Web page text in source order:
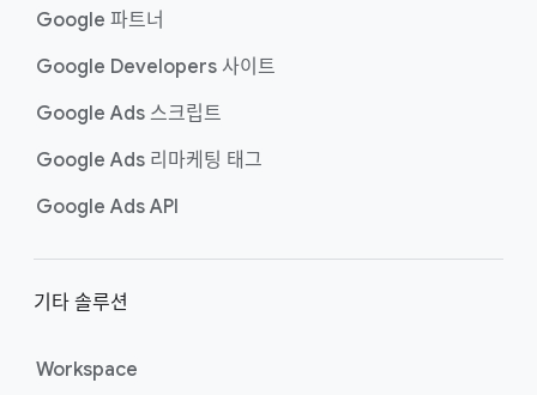
Google 파트너
Google Developers 사이트
Google Ads 스크립트
Google Ads 리마케팅 태그
Google Ads API
기타 솔루션
Workspace